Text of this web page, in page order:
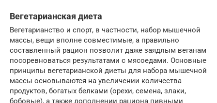
Вегетарианская диета
Вегетарианство и спорт, в частности, набор мышечной
массы, вещи вполне совместимые, а правильно
составленный рацион позволит даже заядлым веганам
посоревноваться результатами с мясоедами. Основные
принципы вегетарианской диеты для набора мышечной
массы основываются на увеличении количества
продуктов, богатых белками (орехи, семена, злаки,
бобовые), а также дополнении рациона пивными